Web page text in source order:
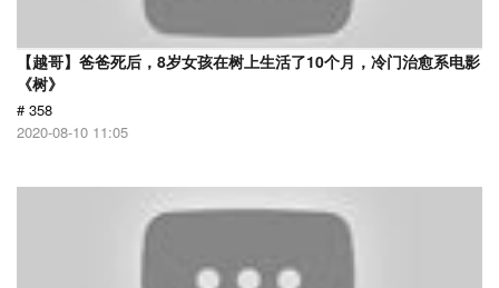
【越哥】爸爸死后，8岁女孩在树上生活了10个月，冷门治愈系电影
《树》
# 358
2020-08-10 11:05